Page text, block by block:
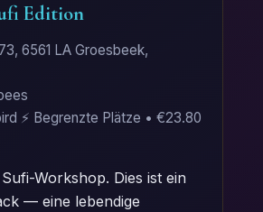
Edition
6561 LA Groesbeek,
⚡ Begrenzte Plätze • €23.80
Workshop. Dies ist ein
— eine lebendige